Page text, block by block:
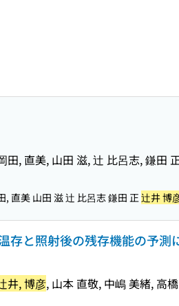
田, 直美, 山田 滋, 辻 比呂志, 鎌田
, 直美 山田 滋 辻 比呂志 鎌田 正辻井 博
と照射後の残存機能の予測
井, 博彦, 山本 直敬, 中嶋 美緒, 高